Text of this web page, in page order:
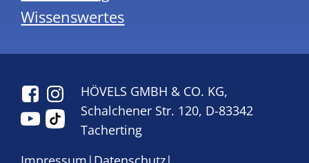
Wissenswertes
HÖVELS GMBH & CO. KG,
Schalchener Str. 120, D-83342
Tacherting